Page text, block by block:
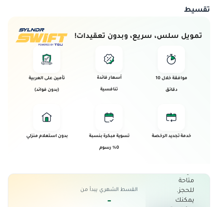
تقسيط
تمويل سلس، سريع، وبدون تعقيدات!
موافقة خلال 10
دقائق
أسعار فائدة
تنافسية
تأمين على العربية
(بدون فوائد)
خدمة تجديد الرخصة تسوية مبكرة بنسبة
0% رسوم
بدون استعلام منزلي
القسط الشهري يبدأ من
-
تم بيع
العربية!
متاحة
للحجز.
يمكنك